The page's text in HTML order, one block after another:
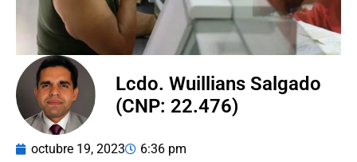
Lcdo. Wuillians Salgado
(CNP: 22.476)
octubre 19, 2023 6:36 pm